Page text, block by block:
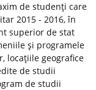
de studenţi care
2015 - 2016, în
superior de stat
şi programele
locaţiile geografice
de studii
de studii